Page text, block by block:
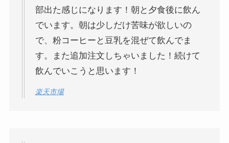
部出た感じになります！朝と夕食後に飲ん
でいます。朝は少しだけ苦味が欲しいの
で、粉コーヒーと豆乳を混ぜて飲んでま
す。また追加注文しちゃいました！続けて
飲んでいこうと思います！
楽天市場